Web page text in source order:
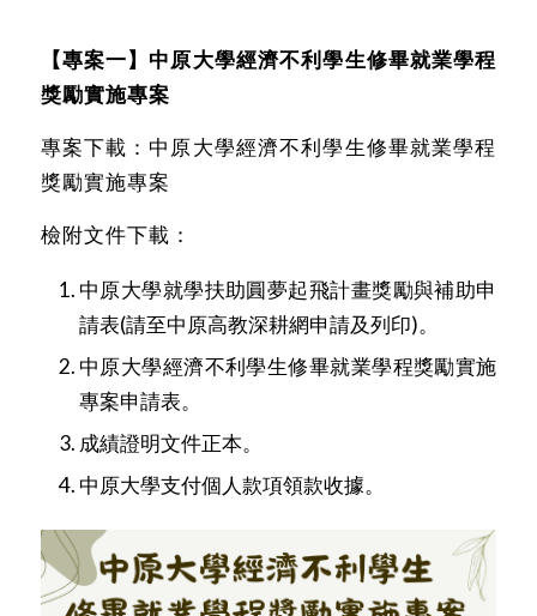
【專案一】中原大學經濟不利學生修畢就業學程
獎勵實施專案
專案下載： 中原大學經濟不利學生修畢就業學程
獎勵實施專案
檢附文件下載：
中原大學就學扶助圓夢起飛計畫獎勵與補助申
請表(請至中原高教深耕網申請及列印)。
中原大學經濟不利學生修畢就業學程獎勵實施
專案申請表。
成績證明文件正本。
中原大學支付個人款項領款收據。